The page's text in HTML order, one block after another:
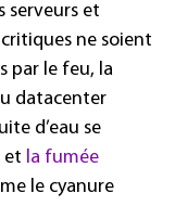
serveurs et
ne soient
par le feu, la
datacenter
d’eau se
et la fumée
le cyanure